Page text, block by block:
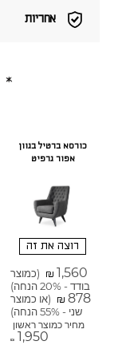
אחריות
כורסא ברטיל בגוון
אפור גרפיט
רוצה את זה
₪ 1,560
(כמוצר
בודד - 20% הנחה)
₪ 878
(או כמוצר
שני - 55% הנחה)
מחיר כמוצר ראשון
₪ 1,950